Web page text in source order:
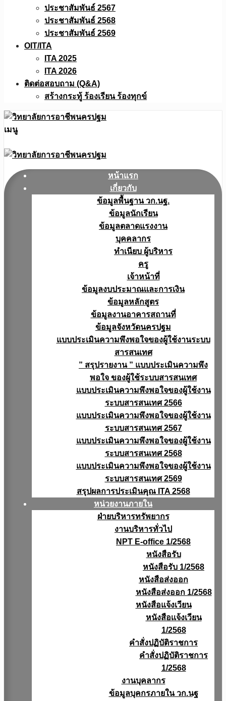
ประชาสัมพันธ์ 2567
ประชาสัมพันธ์ 2568
ประชาสัมพันธ์ 2569
OIT/ITA
ITA 2025
ITA 2026
ติดต่อสอบถาม (Q&A)
สร้างกระทู้ ร้องเรียน ร้องทุกข์
เมนู
หน้าแรก
เกี่ยวกับ
ข้อมูลพื้นฐาน วก.นฐ.
ข้อมูลนักเรียน
ข้อมูลตลาดแรงงาน
บุคคลากร
ทำเนียบ ผู้บริหาร
ครู
เจ้าหน้าที่
ข้อมูลงบประมาณเเละการเงิน
ข้อมูลหลักสูตร
ข้อมูลงานอาคารสถานที่
ข้อมูลจังหวัดนครปฐม
แบบประเมินความพึงพอใจของผู้ใช้งานระบบ
สารสนเทศ
” สรุปรายงาน ” แบบประเมินความพึง
พอใจ ของผู้ใช้ระบบสารสนเทศ
แบบประเมินความพึงพอใจของผู้ใช้งาน
ระบบสารสนเทศ 2566
แบบประเมินความพึงพอใจของผู้ใช้งาน
ระบบสารสนเทศ 2567
แบบประเมินความพึงพอใจของผู้ใช้งาน
ระบบสารสนเทศ 2568
แบบประเมินความพึงพอใจของผู้ใช้งาน
ระบบสารสนเทศ 2569
สรุปผลการประเมินคุณ ITA 2568
หน่วยงานภายใน
ฝ่ายบริหารทรัพยากร
งานบริหารทั่วไป
NPT E-office 1/2568
หนังสือรับ
หนังสือรับ 1/2568
หนังสือส่งออก
หนังสือส่งออก 1/2568
หนังสือแจ้งเวียน
หนังสือเเจ้งเวียน
1/2568
คำสั่งปฏิบัติราชการ
คำสั่งปฏิบัติราชการ
1/2568
งานบุคลากร
ข้อมูลบุคกรภายใน วก.นฐ